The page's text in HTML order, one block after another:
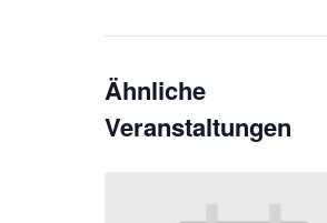
Ähnliche
Veranstaltungen